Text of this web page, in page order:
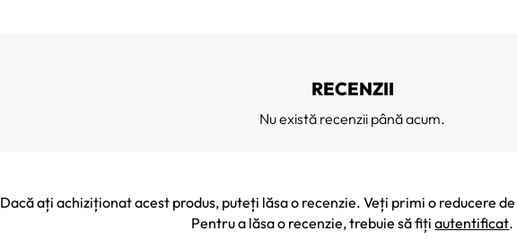
RECENZII
Nu există recenzii până acum.
Dacă ați achiziționat acest produs, puteți lăsa o recenzie. Veți primi o reducere
Pentru a lăsa o recenzie, trebuie să fițiautentificat.